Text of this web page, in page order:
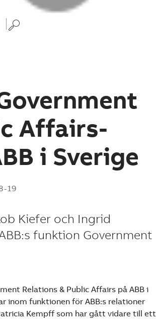
Affairs-
i Sverige
19
Kiefer och Ingrid
funktion Government
Relations & Public Affairs på ABB i
inom funktionen för ABB:s relationer
Kempff som har gått vidare till ett